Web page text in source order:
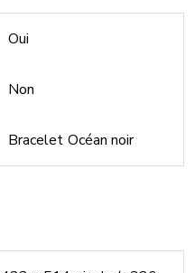
Oui
Non
Bracelet Océan noir